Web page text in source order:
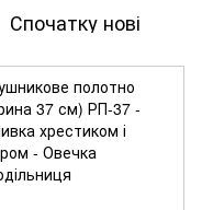
Спочатку нові